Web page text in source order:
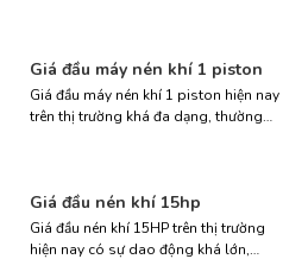
thương hiệu sản xuất. Mức giá thực tế
phụ thuộc vào công suất, cấu tạo,
thương hiệu và […]
Giá đầu máy nén khí 1 piston
Giá đầu máy nén khí 1 piston hiện nay
trên thị trường khá đa dạng, thường
phối. Một số dòng máy mini thậm chí
có giá khởi điểm chỉ từ 680.000 VNĐ.
Nếu đang […]
Giá đầu nén khí 15hp
Giá đầu nén khí 15HP trên thị trường
hiện nay có sự dao động khá lớn,